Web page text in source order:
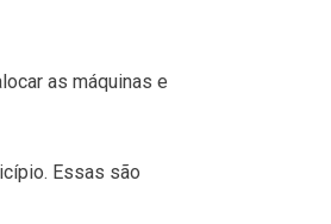
as máquinas e
Essas são